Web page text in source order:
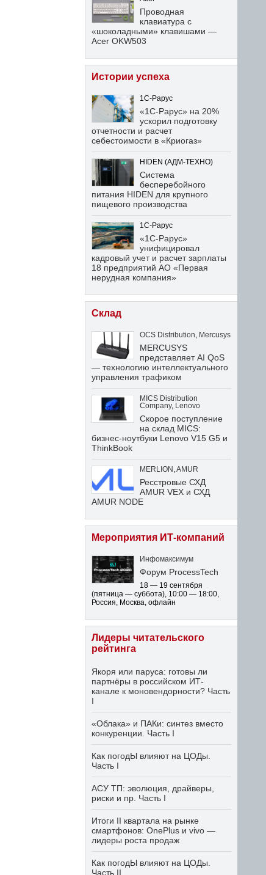
Проводная
клавиатура с
«шоколадными» клавишами —
Acer OKW503
Истории успеха
1С-Рарус
«1С-Рарус» на 20%
ускорил подготовку
отчетности и расчет
себестоимости в «Криогаз»
HIDEN (АДМ-ТЕХНО)
Система
бесперебойного
питания HIDEN для крупного
пищевого производства
1С-Рарус
«1С-Рарус»
унифицировал
кадровый учет и расчет зарплаты
18 предприятий АО «Первая
нерудная компания»
Склад
OCS Distribution Mercusys
MERCUSYS
представляет AI QoS
— технологию интеллектуального
управления трафиком
MICS Distribution
Company, Lenovo
Скорое поступление
на склад MICS:
бизнес-ноутбуки Lenovo V15 G5 и
ThinkBook
MERLION AMUR
Ресстровые СХД
AMUR VEX и СХД
AMUR NODE
Мероприятия ИТ-компаний
Инфомаксимум
Форум ProcessTech
18 — 19 сентября
(пятница — суббота), 10:00 — 18:00,
Россия, Москва, офлайн
Лидеры читательского
рейтинга
Якоря или паруса: готовы ли
партнёры в российском ИТ-
канале к моновендорности? Часть
I
«Облака» и ПАКи: синтез вместо
конкуренции. Часть I
Как погодЫ влияют на ЦОДы.
Часть I
АСУ ТП: эволюция, драйверы,
риски и пр. Часть I
Итоги II квартала на рынке
смартфонов: OnePlus и vivo —
лидеры роста продаж
Как погодЫ влияют на ЦОДы.
Часть II